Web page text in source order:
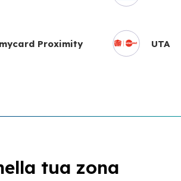
mycard Proximity UTA
tua zona